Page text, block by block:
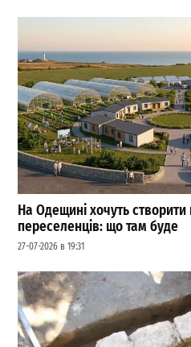
На Одещині хочуть
переселенців: що там буде
27-07-2026 в 19:31